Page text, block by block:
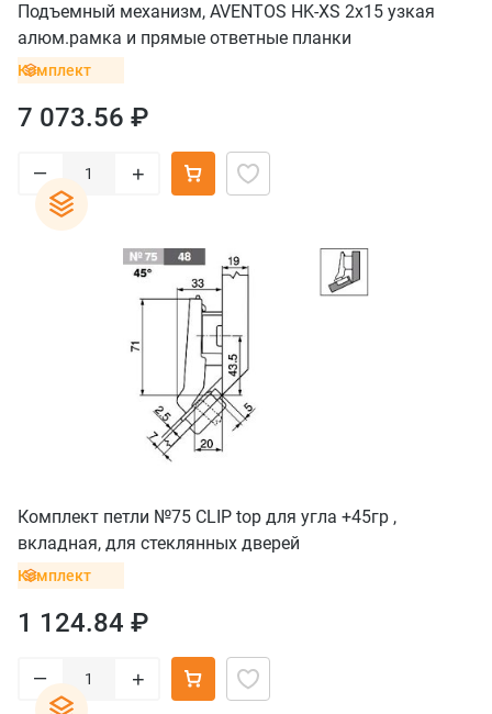
Подъемный механизм, AVENTOS HK-XS 2x15 узкая
алюм.рамка и прямые ответные планки
Комплект
7 073.56 ₽
– +
Комплект петли №75 CLIP top для угла +45гр ,
вкладная, для стеклянных дверей
Комплект
1 124.84 ₽
– +